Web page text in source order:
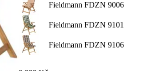
Fieldmann FDZN 9006
Fieldmann FDZN 9101
Fieldmann FDZN 9106